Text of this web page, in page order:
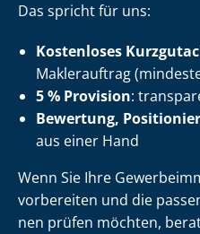
Das spricht für uns:
Kostenloses
Maklerauftrag
5 % Provision:
Bewertung,
aus einer Hand
Wenn Sie Ihre
vorbereiten und die
nen prüfen möchten,